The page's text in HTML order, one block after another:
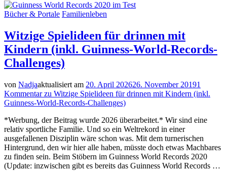
Bücher & Portale Familienleben
Witzige Spielideen für drinnen mit
Kindern (inkl. Guinness-World-Records-
Challenges)
von Nadjaaktualisiert am 20. April 202626. November 20191
Kommentarzu Witzige Spielideen für drinnen mit Kindern (inkl.
Guinness-World-Records-Challenges)
*Werbung, der Beitrag wurde 2026 überarbeitet.* Wir sind eine
relativ sportliche Familie. Und so ein Weltrekord in einer
ausgefallenen Disziplin wäre schon was. Mit dem turnerischen
Hintergrund, den wir hier alle haben, müsste doch etwas Machbares
zu finden sein. Beim Stöbern im Guinness World Records 2020
(Update: inzwischen gibt es bereits das Guinness World Records …